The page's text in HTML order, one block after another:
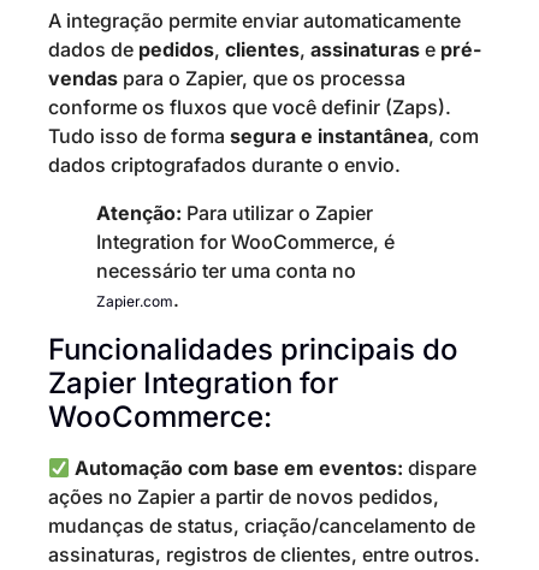
A integração permite enviar automaticamente
dados de pedidos, clientes, assinaturas e pré-
vendas para o Zapier, que os processa
conforme os fluxos que você definir (Zaps).
Tudo isso de forma segura e instantânea, com
dados criptografados durante o envio.
Atenção: Para utilizar o Zapier
Integration for WooCommerce, é
necessário ter uma conta no
Zapier.com.
Funcionalidades principais do
Zapier Integration for
WooCommerce:
Automação com base em eventos: dispare
ações no Zapier a partir de novos pedidos,
mudanças de status, criação/cancelamento de
assinaturas, registros de clientes, entre outros.